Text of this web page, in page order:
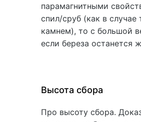
парамагнитными
спил/сруб (как в
камнем), то с большой
если береза останется
Высота сбора
Про высоту сбора.